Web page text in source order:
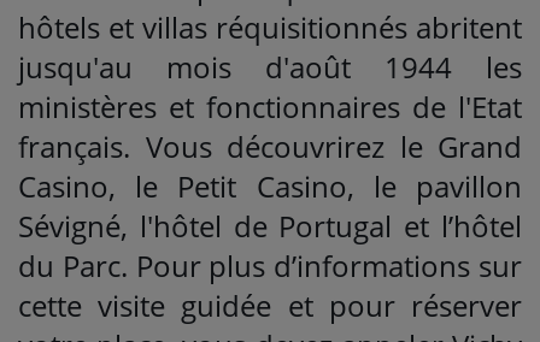
hôtels et villas réquisitionnés abritent
jusqu'au mois d'août 1944 les
ministères et fonctionnaires de l'Etat
français. Vous découvrirez le Grand
Casino, le Petit Casino, le pavillon
Sévigné, l'hôtel de Portugal et l’hôtel
du Parc. Pour plus d’informations sur
cette visite guidée et pour réserver